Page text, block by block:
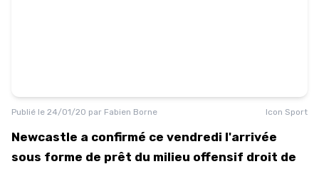
Publié le 24/01/20 par Fabien Borne Icon Sport
Newcastle a confirmé ce vendredi l'arrivée
sous forme de prêt du milieu offensif droit de